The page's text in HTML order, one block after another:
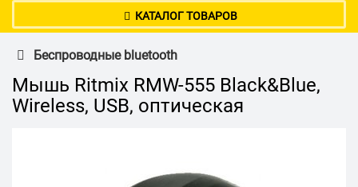
КАТАЛОГ ТОВАРОВ
Беспроводные bluetooth
Мышь Ritmix RMW-555 Black&Blue,
Wireless, USB, оптическая